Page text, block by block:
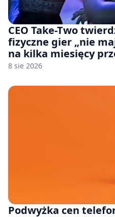
CEO Take-Two
fizyczne gier „nie
na kilka miesięcy
8 sie 2026
Podwyżka cen